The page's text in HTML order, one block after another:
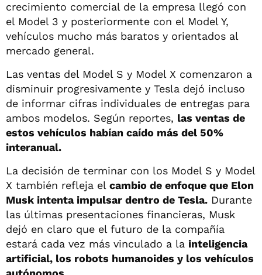
crecimiento comercial de la empresa llegó con
el Model 3 y posteriormente con el Model Y,
vehículos mucho más baratos y orientados al
mercado general.
Las ventas del Model S y Model X comenzaron a
disminuir progresivamente y Tesla dejó incluso
de informar cifras individuales de entregas para
ambos modelos. Según reportes, las ventas de
estos vehículos habían caído más del 50%
interanual.
La decisión de terminar con los Model S y Model
X también refleja el cambio de enfoque que Elon
Musk intenta impulsar dentro de Tesla. Durante
las últimas presentaciones financieras, Musk
dejó en claro que el futuro de la compañía
estará cada vez más vinculado a la inteligencia
artificial, los robots humanoides y los vehículos